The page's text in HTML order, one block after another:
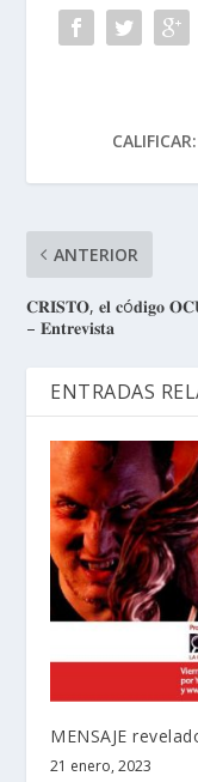
CALIFICAR:
ANTERIOR
𝐂𝐑𝐈𝐒𝐓𝐎, 𝐞𝐥 𝐜ó𝐝𝐢𝐠𝐨
– 𝐄𝐧𝐭𝐫𝐞𝐯𝐢𝐬𝐭𝐚
ENTRADAS
MENSAJE
21 enero, 2023